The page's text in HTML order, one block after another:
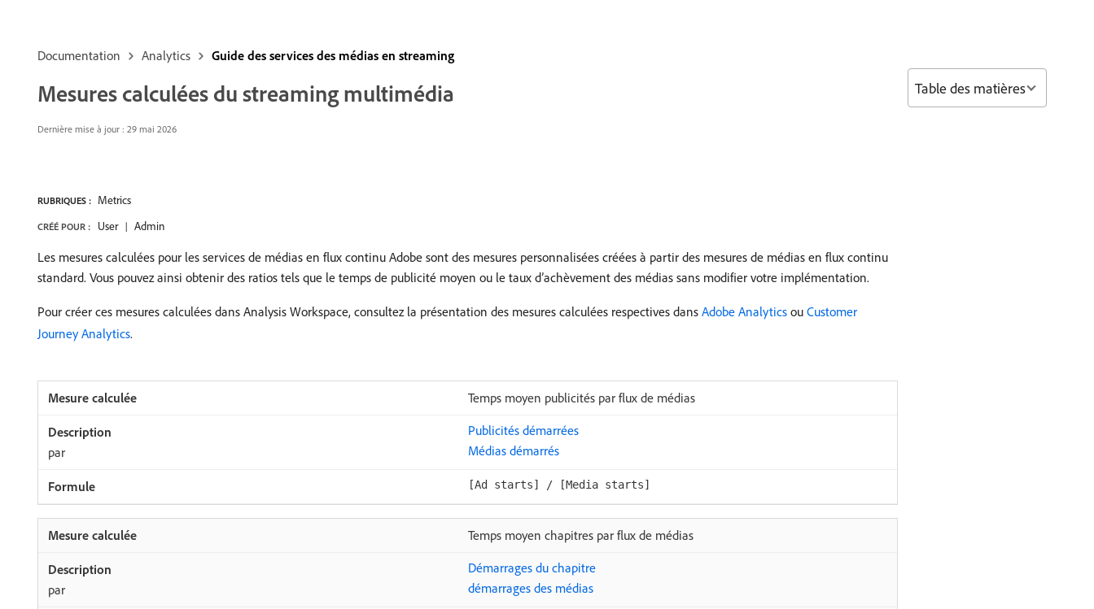
Documentation Analytics Guide des services des médias en streaming
Mesures calculées du streaming multimédia
Dernière mise à jour : 29 mai 2026
RUBRIQUES : Metrics
CRÉÉ POUR : User Admin
Les mesures calculées pour les services de médias en flux continu Adobe sont des mesures personnalisées créées à partir des mesures de médias en flux continu
standard. Vous pouvez ainsi obtenir des ratios tels que le temps de publicité moyen ou le taux d’achèvement des médias sans modifier votre implémentation.
Pour créer ces mesures calculées dans Analysis Workspace, consultez la présentation des mesures calculées respectives dans Adobe Analytics ou Customer
Journey Analytics.
Temps moyen publicités par flux de médias
Publicités démarrées
par
Médias démarrés
[Ad starts] / [Media starts]
Temps moyen chapitres par flux de médias
Démarrages du chapitre
par
démarrages des médias
Table des matières